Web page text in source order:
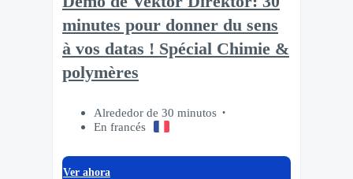
minutes pour donner du sens
à vos datas ! Spécial Chimie &
polymères
Alrededor de 30 minutos
En francés
Ver ahora